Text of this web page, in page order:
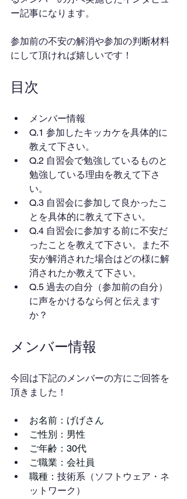
ー記事になります。
参加前の不安の解消や参加の判断材料
にして頂ければ嬉しいです！
目次
メンバー情報
Q.1 参加したキッカケを具体的に
教えて下さい。
Q.2 自習会で勉強しているものと
勉強している理由を教えて下さ
い。
Q.3 自習会に参加して良かったこ
とを具体的に教えて下さい。
Q.4 自習会に参加する前に不安だ
ったことを教えて下さい。また不
安が解消された場合はどの様に解
消されたか教えて下さい。
Q.5 過去の自分（参加前の自分）
に声をかけるなら何と伝えます
か？
メンバー情報
今回は下記のメンバーの方にご回答を
頂きました！
お名前：げげさん
ご性別：男性
ご年齢：30代
ご職業：会社員
職種： 技術系（ソフトウェア・ネ
ットワーク）